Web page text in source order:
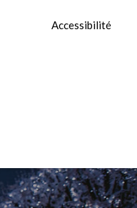
Accessibilité